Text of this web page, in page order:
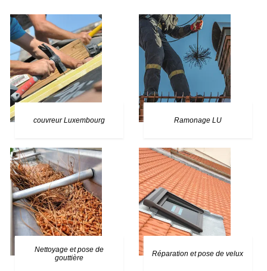
couvreur Luxembourg Ramonage LU
Nettoyage et pose de
gouttière
Réparation et pose de velux